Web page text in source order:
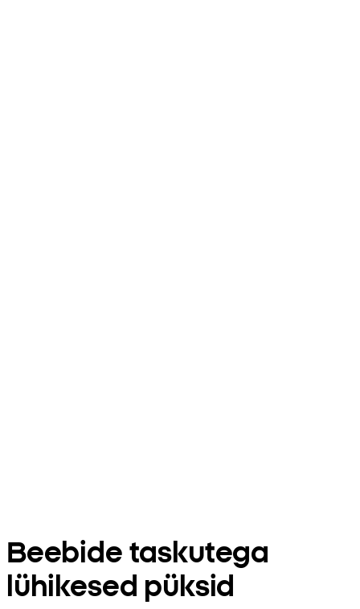
Beebide taskutega
lühikesed püksid